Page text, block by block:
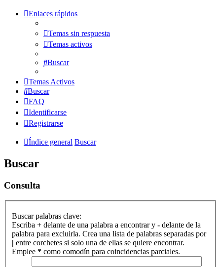
Enlaces rápidos
Temas sin respuesta
Temas activos
Buscar
Temas Activos
Buscar
FAQ
Identificarse
Registrarse
Índice general Buscar
Buscar
Consulta
Buscar palabras clave:
Escriba + delante de una palabra a encontrar y - delante de la
palabra para excluirla. Crea una lista de palabras separadas por
| entre corchetes si solo una de ellas se quiere encontrar.
Emplee * como comodín para coincidencias parciales.